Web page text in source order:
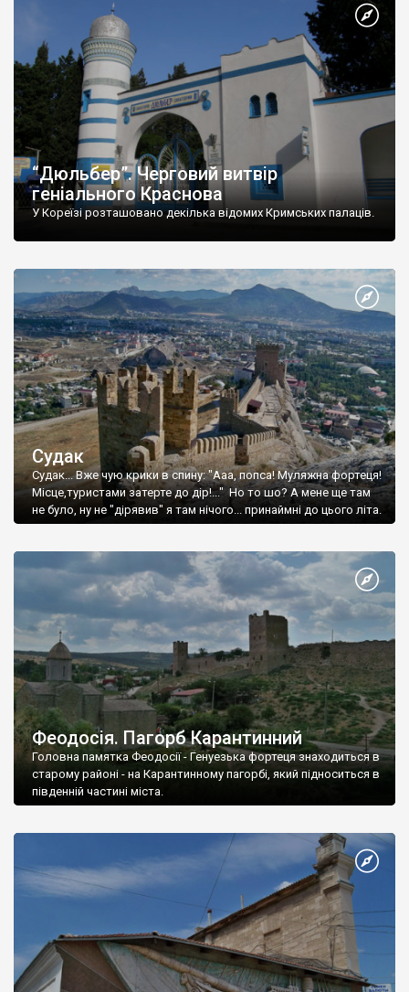
“Дюльбер”. Черговий витвір
геніального Краснова
У Кореїзі розташовано декілька відомих Кримських палаців.
Судак
Судак... Вже чую крики в спину: "Ааа, попса! Муляжна фортеця!
Місце,туристами затерте до дір!..." Но то шо? А мене ще там
не було, ну не "дірявив" я там нічого... принаймні до цього літа.
Феодосія. Пагорб Карантинний
Головна памятка Феодосії - Генуезька фортеця знаходиться в
старому районі - на Карантинному пагорбі, який підноситься в
південній частині міста.